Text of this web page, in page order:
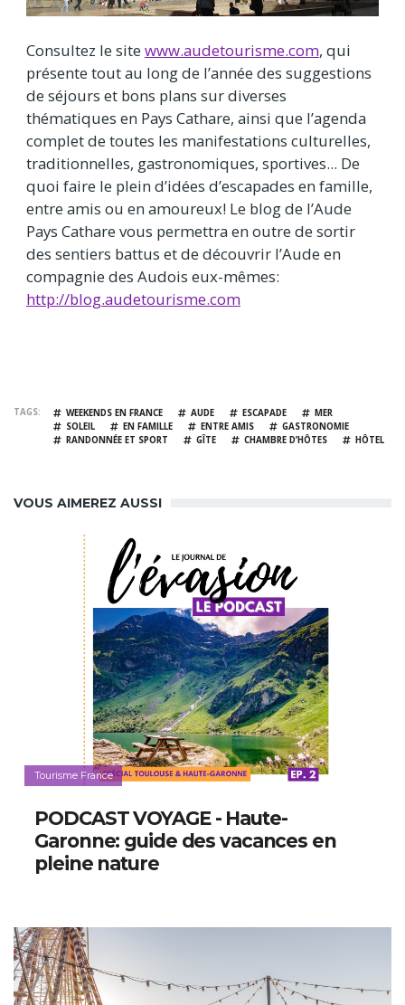
Consultez le site www.audetourisme.com, qui
présente tout au long de l’année des suggestions
de séjours et bons plans sur diverses
thématiques en Pays Cathare, ainsi que l’agenda
complet de toutes les manifestations culturelles,
traditionnelles, gastronomiques, sportives... De
quoi faire le plein d’idées d’escapades en famille,
entre amis ou en amoureux! Le blog de l’Aude
Pays Cathare vous permettra en outre de sortir
des sentiers battus et de découvrir l’Aude en
compagnie des Audois eux-mêmes:
http://blog.audetourisme.com
TAGS WEEKENDS EN FRANCE AUDE ESCAPADE
MER
SOLEIL
EN FAMILLE ENTRE AMIS
GASTRONOMIE
RANDONNÉE ET SPORT
GÎTE CHAMBRE D’HÔTES HÔTEL
VOUS AIMEREZ AUSSI
Tourisme France
PODCAST VOYAGE - Haute-
Garonne: guide des vacances en
pleine nature